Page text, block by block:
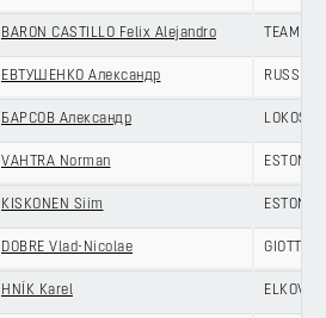
BARON CASTILLO Felix Alejandro TEAM
ЕВТУШЕНКО Александр RUSSIAN
БАРСОВ Александр
VAHTRA Norman ESTONIA
KISKONEN Siim ESTONIA
DOBRE Vlad-Nicolae GIOTTI
HNÍK Karel ELKOV -